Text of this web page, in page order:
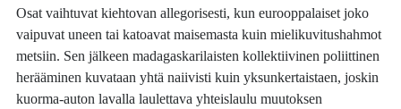
Osat vaihtuvat kiehtovan allegorisesti, kun eurooppalaiset joko
vaipuvat uneen tai katoavat maisemasta kuin mielikuvitushahmot
metsiin. Sen jälkeen madagaskarilaisten kollektiivinen poliittinen
herääminen kuvataan yhtä naiivisti kuin yksunkertaistaen, joskin
kuorma-auton lavalla laulettava yhteislaulu muutoksen